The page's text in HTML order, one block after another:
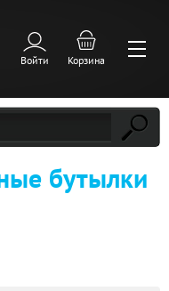
Войти Корзина
бутылки